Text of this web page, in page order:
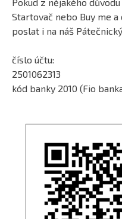
Startovač nebo Buy me
poslat i na náš
číslo účtu:
2501062313
kód banky 2010 (Fio